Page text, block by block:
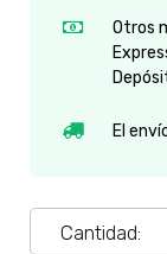
Otros
El
Cantidad: